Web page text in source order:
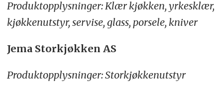
Produktopplysninger: Klær kjøkken, yrkesklær,
kjøkkenutstyr, servise, glass, porsele, kniver
Jema Storkjøkken AS
Produktopplysninger: Storkjøkkenutstyr